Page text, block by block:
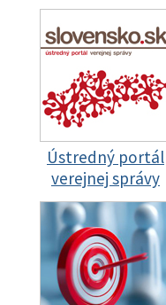
Ústredný portál
verejnej správy